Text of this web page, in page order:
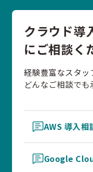
クラウド導
にご相談く
経験豊富なスタ
どんなご相談でも
AWS 導入相
Google